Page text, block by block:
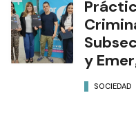
y
SOCIEDAD